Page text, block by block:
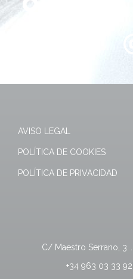
AVISO LEGAL
POLÍTICA DE COOKIES
POLÍTICA DE PRIVACIDAD
C/ Maestro Serrano, 3
+34 963 03 33 92